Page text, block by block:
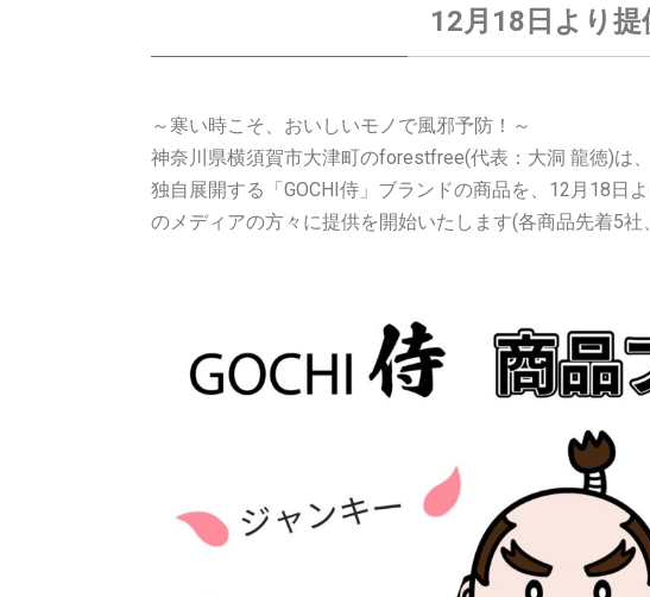
12月18日より提
～寒い時こそ、おいしいモノで風邪予防！～
神奈川県横須賀市大津町のforestfree(代表：大洞 龍徳)は
独自展開する「GOCHI侍」ブランドの商品を、12月18日
のメディアの方々に提供を開始いたします(各商品先着5社